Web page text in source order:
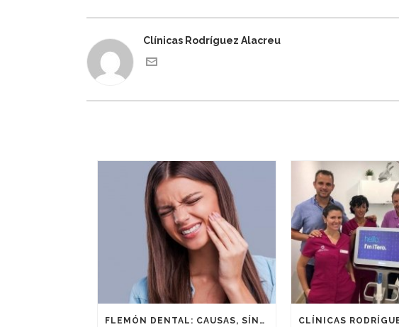
Clínicas Rodríguez Alacreu
FLEMÓN DENTAL: CAUSAS, SÍNTOMAS Y TRATAMIENTO